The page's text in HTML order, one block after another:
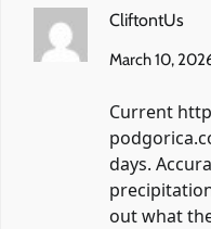
CliftontUs
March 10,
Current
days.
out what